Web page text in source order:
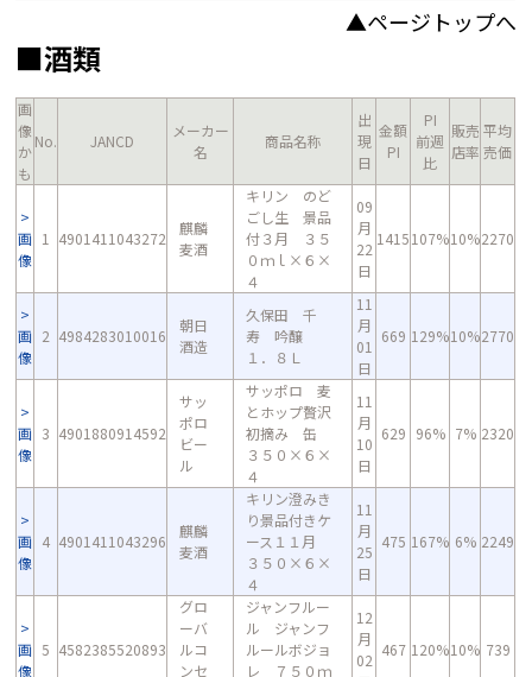
▲ページトップへ
■酒類
画
像
か
も
No. JANCD
メーカー
名
商品名称
出
現
日
金額
PI
PI
前週
比
販売
店率
平均
売価
画
像
1 4901411043272
麒麟
麦酒
キリン のど
ごし生 景品
付３月 ３５
０ｍｌ×６×
４
09
月
22
日
1415107%10%2270
画
像
2 4984283010016
朝日
酒造
久保田 千
寿 吟醸
１．８Ｌ
11
月
01
日
669 129%10%2770
画
像
3 4901880914592
サッ
ポロ
ビー
ル
サッポロ 麦
とホップ贅沢
初摘み 缶
３５０×６×
４
11
月
10
日
629 96% 7% 2320
画
像
4 4901411043296
麒麟
麦酒
キリン澄みき
り景品付きケ
ース１１月
３５０×６×
４
11
月
25
日
475 167% 6% 2249
画
像
5 4582385520893
グロ
ーバ
ルコ
ンセ
ジャンフルー
ル ジャンフ
ルールボジョ
レ ７５０ｍ
12
月
02
467 120%10% 739